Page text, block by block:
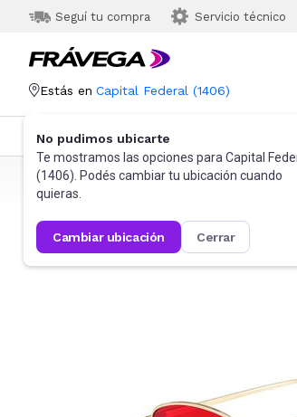
Seguí tu compra Servicio técnico
Estás en Capital Federal (1406)
No pudimos ubicarte
Te mostramos las opciones para Capital
(1406). Podés cambiar tu ubicación cuando
quieras.
cambiar ubicación cerrar
Categorías Más Vendidos
Frávega Indumentaria Accesorios